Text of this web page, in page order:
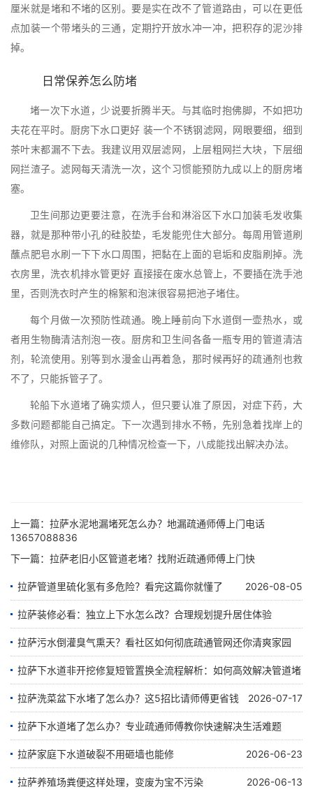
厘米就是堵和不堵的区别。要是实在改不了管道路由，可以在更低
点加装一个带堵头的三通，定期拧开放水冲一冲，把积存的泥沙排
掉。
日常保养怎么防堵
堵一次下水道，少说要折腾半天。与其临时抱佛脚，不如把功
夫花在平时。厨房下水口更好 装一个不锈钢滤网，网眼要细，细到
茶叶末都漏不下去。我建议用双层滤网，上层粗网拦大块，下层细
网拦渣子。滤网每天清洗一次，这个习惯能预防九成以上的厨房堵
塞。
卫生间那边更要注意，在洗手台和淋浴区下水口加装毛发收集
器，就是那种带小孔的硅胶垫，毛发能兜住大部分。每周用管道刷
蘸点肥皂水刷一下下水口周围，把黏在上面的皂垢和皮脂刷掉。洗
衣房里，洗衣机排水管更好 直接接在废水总管上，不要插在洗手池
里，否则洗衣时产生的棉絮和泡沫很容易把池子堵住。
每个月做一次预防性疏通。晚上睡前向下水道倒一壶热水，或
者用生物酶清洁剂泡一夜。厨房和卫生间各备一瓶专用的管道清洁
剂，轮流使用。别等到水漫金山再着急，那时候再好的疏通剂也救
不了，只能拆管子了。
轮船下水道堵了确实烦人，但只要认准了原因，对症下药，大
多数问题都能自己搞定。下一次遇到排水不畅，先别急着找岸上的
维修队，对照上面说的几种情况检查一下，八成能找出解决办法。
上一篇： 拉萨水泥地漏堵死怎么办？地漏疏通师傅上门电话
13657088836
下一篇： 拉萨老旧小区管道老堵？找附近疏通师傅上门快
拉萨管道里硫化氢有多危险？看完这篇你就懂了 2026-08-05
拉萨装修必看：独立上下水怎么改？合理规划提升居住体验
2026-07-28
拉萨污水倒灌臭气熏天？看社区如何彻底疏通管网还你清爽家园
2026-07-24
拉萨下水道非开挖修复短管置换全流程解析：如何高效解决管道堵
塞难题
2026-07-23
拉萨洗菜盆下水堵了怎么办？这5招比请师傅更省钱 2026-07-17
拉萨下水道堵了怎么办？专业疏通师傅教你快速解决生活难题
2026-07-07
拉萨家庭下水道破裂不用砸墙也能修 2026-06-23
拉萨养殖场粪便这样处理，变废为宝不污染 2026-06-13